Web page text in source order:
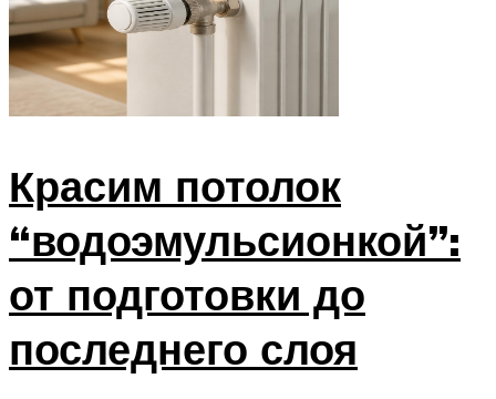
Красим потолок
“водоэмульсионкой”:
от подготовки до
последнего слоя